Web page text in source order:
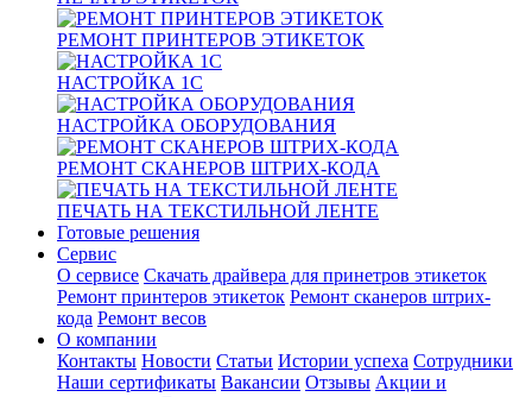
РЕМОНТ ПРИНТЕРОВ ЭТИКЕТОК
НАСТРОЙКА 1С
НАСТРОЙКА ОБОРУДОВАНИЯ
РЕМОНТ СКАНЕРОВ ШТРИХ-КОДА
ПЕЧАТЬ НА ТЕКСТИЛЬНОЙ ЛЕНТЕ
Готовые решения
Сервис
О сервисе Скачать драйвера для принетров этикеток
Ремонт принтеров этикеток Ремонт сканеров штрих-
кода Ремонт весов
О компании
Контакты Новости Статьи Истории успеха Сотрудники
Наши сертификаты Вакансии Отзывы Акции и